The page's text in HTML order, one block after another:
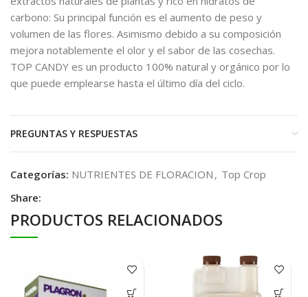
carbono: Su principal función es el aumento de peso y
volumen de las flores. Asimismo debido a su composición
mejora notablemente el olor y el sabor de las cosechas.
TOP CANDY es un producto 100% natural y orgánico por lo
que puede emplearse hasta el último día del ciclo.
PREGUNTAS Y RESPUESTAS
Categorías: NUTRIENTES DE FLORACION , Top Crop
Share:
PRODUCTOS RELACIONADOS